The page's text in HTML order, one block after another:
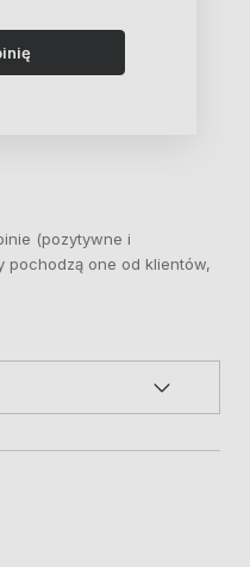
(pozytywne i
pochodzą one od klientów,